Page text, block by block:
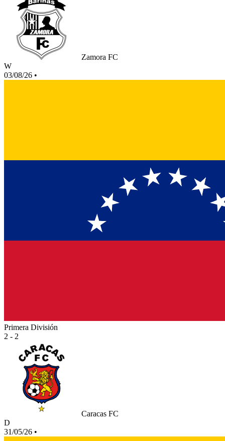
Zamora FC
W
03/08/26 •
Primera División
2 - 2
Caracas FC
D
31/05/26 •